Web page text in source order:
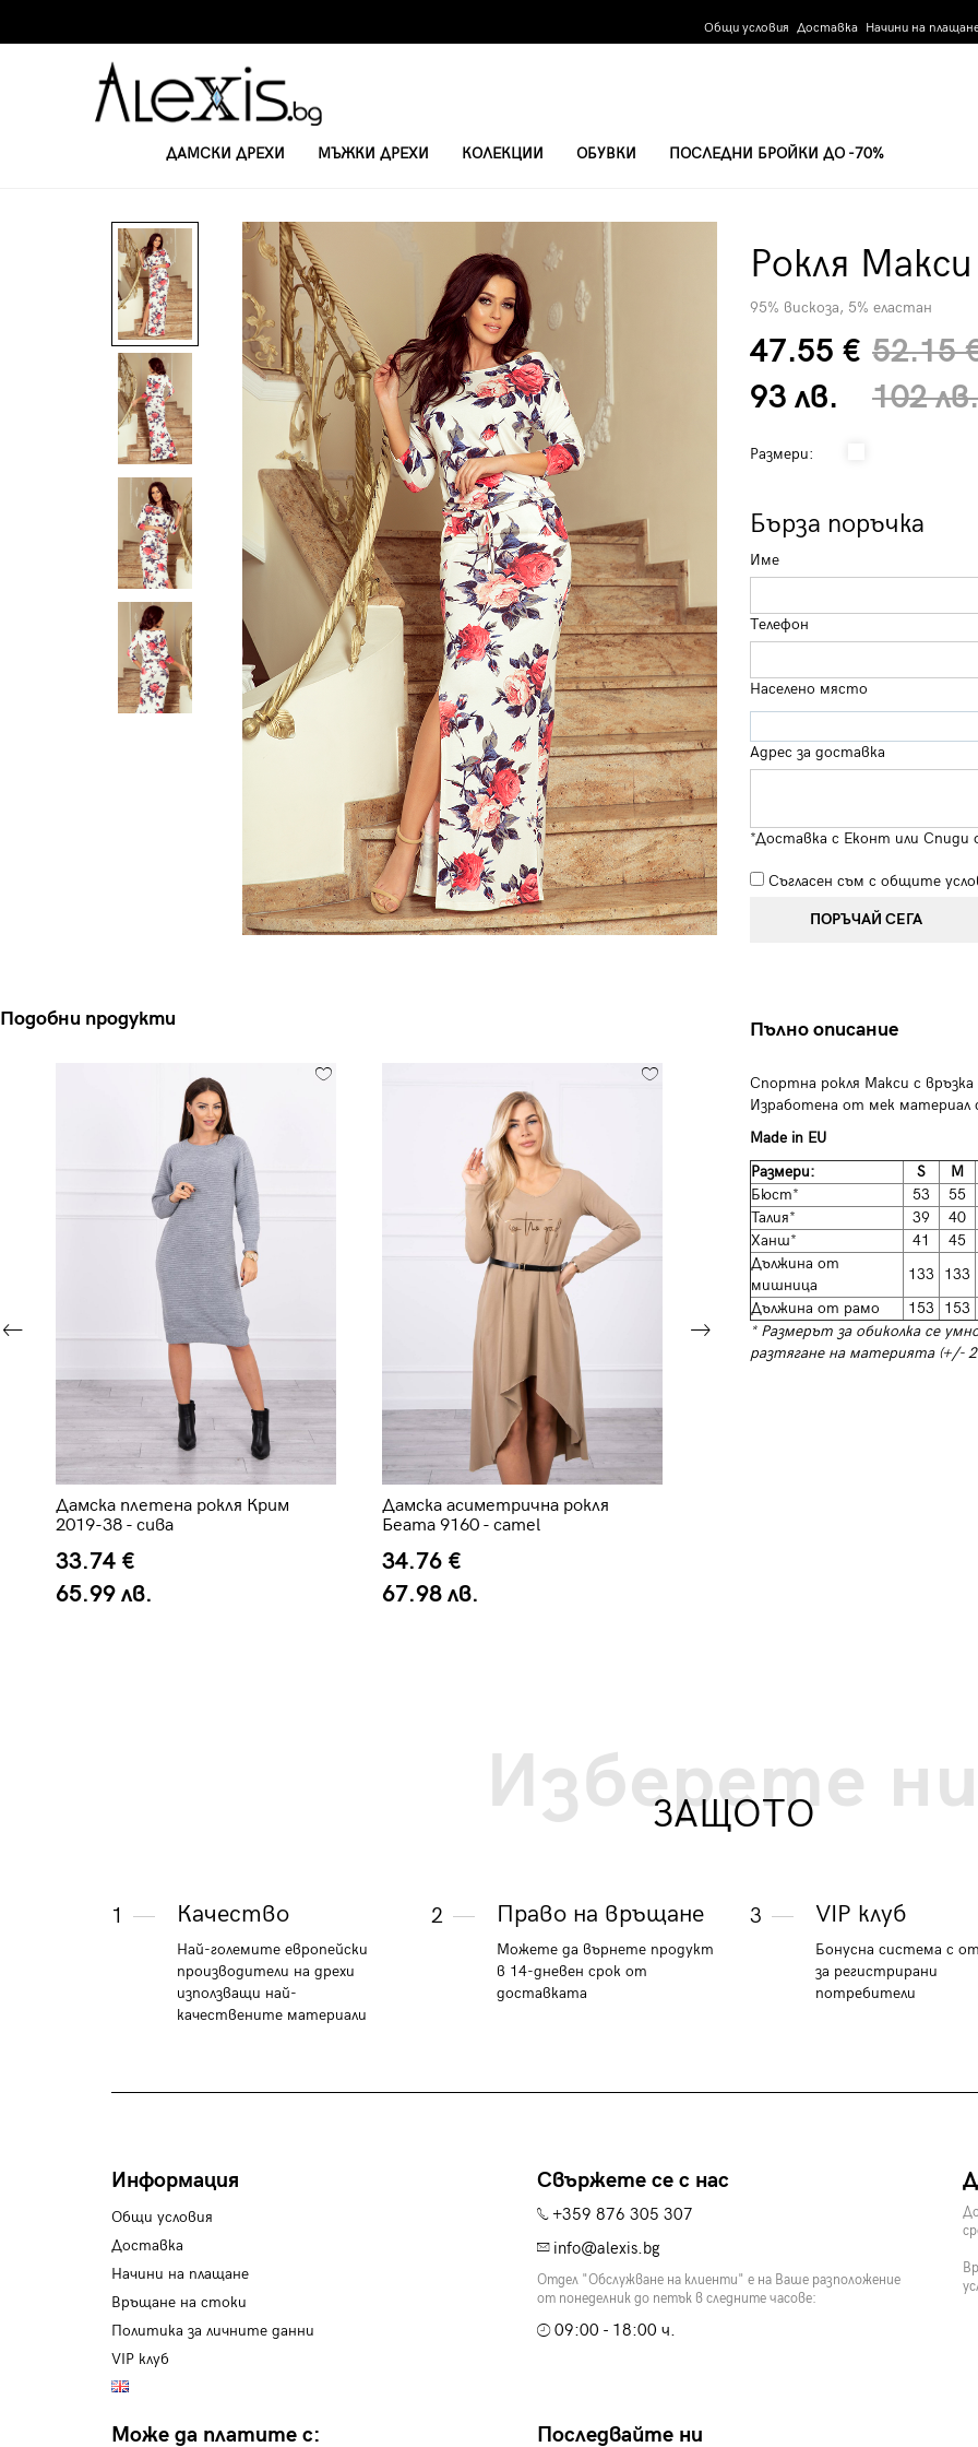
Общи условия Доставка Начини на
ДАМСКИ ДРЕХИ МЪЖКИ ДРЕХИ КОЛЕКЦИИ ОБУВКИ ПОСЛЕДНИ БРОЙКИ ДО -70%
Рокля
95% вискоза, 5% еластан
47.55 €
93 лв.
52.15
102 лв.
Размери:
Бърза поръчка
Име
Телефон
Населено място
Адрес за доставка
*Доставка с Еконт или
Съгласен съм с общите
ПОРЪЧАЙ СЕГА
Подобни продукти
Дамска плетена рокля Крим
2019-38 - сива
33.74 €
65.99 лв.
Дамска асиметрична рокля
Беата 9160 - camel
34.76 €
67.98 лв.
Пълно описание
Спортна рокля Макси с
Изработена от мек материал
Made in EU
Размери:
S M
Бюст*
53 55
Талия*
39 40
Ханш*
41 45
Дължина от
мишница
133 133
Дължина от рамо
153 153
* Размерът за обиколка се
разтягане на материята (+/-
Изберете ни
ЗАЩОТО
1 Качество
Най-големите европейски
производители на дрехи
използващи най-
качествените материали
2 Право на връщане
Можете да върнете продукт
в 14-дневен срок от
доставката
3 VIP клуб
Бонусна система с
за регистрирани
потребители
Информация
Общи условия
Доставка
Начини на плащане
Връщане на стоки
Политика за личните данни
VIP клуб
Свържете се с нас
+359 876 305 307
info@alexis.bg
Отдел "Обслужване на клиенти" е на Ваше разположение
от понеделник до петък в следните часове:
09:00 - 18:00 ч.
Може да платите с: Последвайте ни